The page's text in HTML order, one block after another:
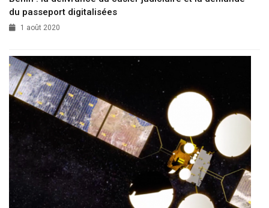
du passeport digitalisées
1 août 2020